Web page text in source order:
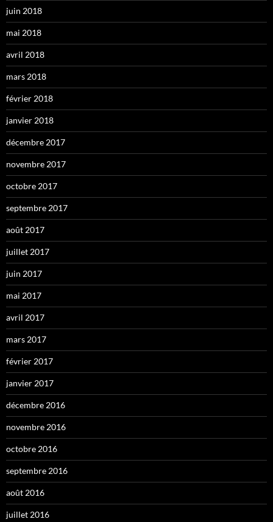
juin 2018
mai 2018
avril 2018
mars 2018
février 2018
janvier 2018
décembre 2017
novembre 2017
octobre 2017
septembre 2017
août 2017
juillet 2017
juin 2017
mai 2017
avril 2017
mars 2017
février 2017
janvier 2017
décembre 2016
novembre 2016
octobre 2016
septembre 2016
août 2016
juillet 2016